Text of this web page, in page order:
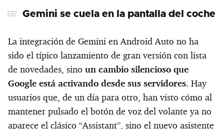
Del comando rígido a la charla con contexto
Qué cambia realmente en el uso diario
Un despliegue gradual y con margen de mejora
Gemini se cuela en la pantalla del coche
La integración de Gemini en Android Auto no ha
sido el típico lanzamiento de gran versión con lista
de novedades, sino un cambio silencioso que
Google está activando desde sus servidores. Hay
usuarios que, de un día para otro, han visto cómo al
mantener pulsado el botón de voz del volante ya no
aparece el clásico “Assistant”, sino el nuevo asistente